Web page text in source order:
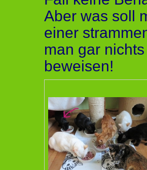
Aber was soll
einer
man gar
beweisen!